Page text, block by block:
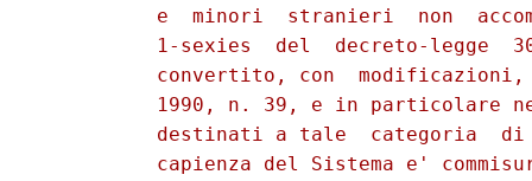
e  minori  stranieri  non
1-sexies  del  decreto-legge
convertito, con
1990, n. 39, e in particolare
destinati a tale  categoria
capienza del Sistema e'